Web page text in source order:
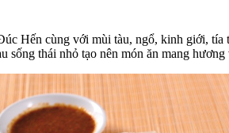
Hến cùng với mùi tàu, ngổ, kinh giới,
thái nhỏ tạo nên món ăn mang